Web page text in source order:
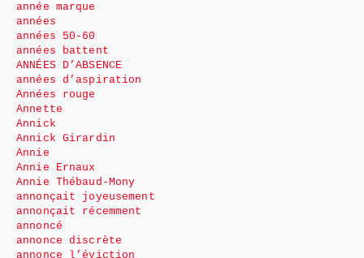
année marque
années
années 50-60
années battent
ANNÉES D’ABSENCE
années d’aspiration
Années rouge
Annette
Annick
Annick Girardin
Annie
Annie Ernaux
Annie Thébaud-Mony
annonçait joyeusement
annonçait récemment
annoncé
annonce discrète
annonce l’éviction